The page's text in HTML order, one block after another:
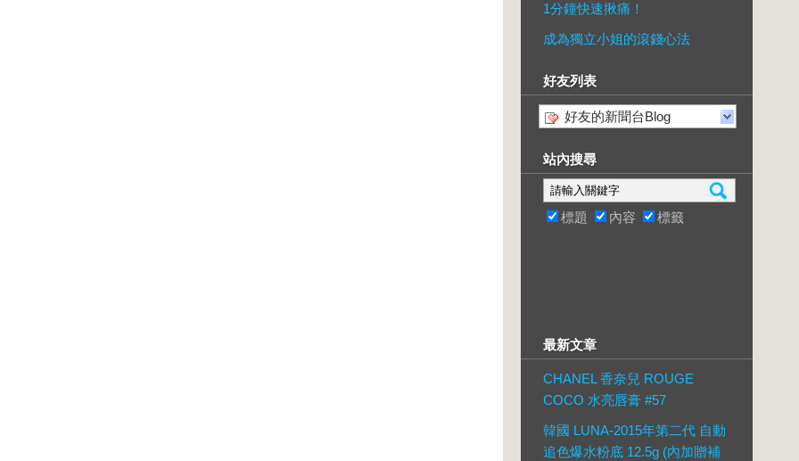
1分鐘快速揪痛！
成為獨立小姐的滾錢心法
好友列表
好友的新聞台Blog
站內搜尋
標題 內容 標籤
最新文章
CHANEL 香奈兒 ROUGE
COCO 水亮唇膏 #57
韓國 LUNA-2015年第二代 自動
追色爆水粉底 12.5g (內加贈補